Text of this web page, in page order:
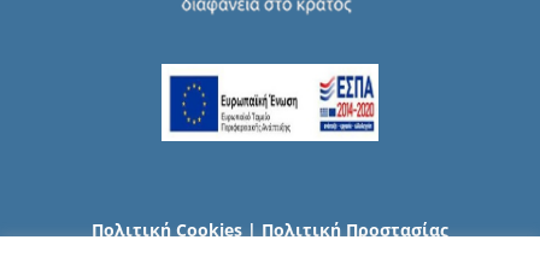
Πολιτική Cookies | Πολιτική Προστασίας